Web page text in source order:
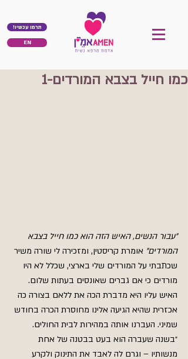
!תרמו עכשיו
EN
כמו חייל בצבא המורדים-1
״עבור הנשים, האיש הזה הוא כמו חייל בצבא
המורדים״ אומרת קריסטין, ומזכירה לי שורה משיר
שכתבתי על המורדים שלי בארצי, שכלל לא היו
מורדים כי אם גברים שאונסים בעתות שלום.
האיש עליו היא מדברת הכה את ללאם בצורה כה
אכזרית שהיא הגיעה אלינו מחוסרת הכרה בחודש
שמיני. העברנו אותה במהירות לבית החולים.
״בשנה שעברה הוא בעט בבטנה של אחת
מנשותיו – וגרם לה לאבד את התינוק ולקרע